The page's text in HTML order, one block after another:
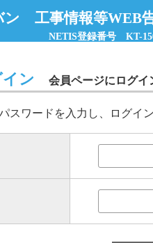
NETIS登録番号 KT-
ン 工事情報等WEB
ン 会員ページにログイ
スワードを入力し、ログイ